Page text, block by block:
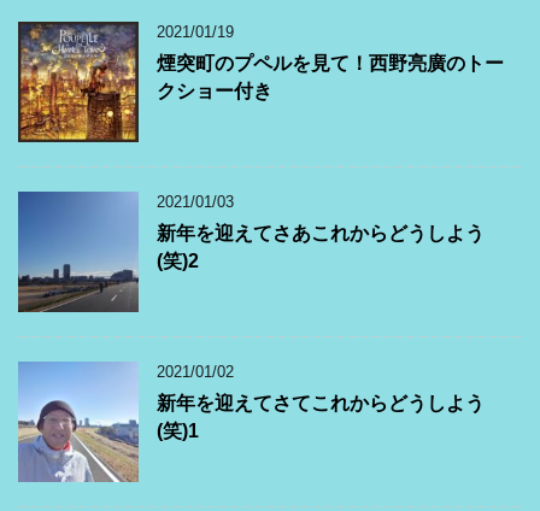
2021/01/19
煙突町のプペルを見て！西野亮廣のトー
クショー付き
2021/01/03
新年を迎えてさあこれからどうしよう
(笑)2
2021/01/02
新年を迎えてさてこれからどうしよう
(笑)1